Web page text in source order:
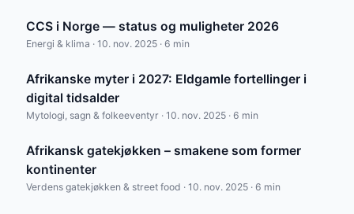
CCS i Norge — status og muligheter 2026
Energi & klima · 10. nov. 2025 · 6 min
Afrikanske myter i 2027: Eldgamle fortellinger i
digital tidsalder
Mytologi, sagn & folkeeventyr · 10. nov. 2025 · 6 min
Afrikansk gatekjøkken – smakene som former
kontinenter
Verdens gatekjøkken & street food · 10. nov. 2025 · 6 min